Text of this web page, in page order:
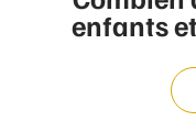
enfants